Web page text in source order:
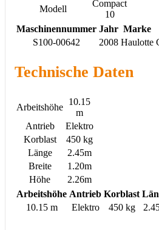
Modell
Compact
10
Maschinennummer Jahr Marke
S100-00642
2008 Haulotte
Technische Daten
Arbeitshöhe
10.15
m
Antrieb
Elektro
Korblast
450 kg
Länge
2.45m
Breite
1.20m
Höhe
2.26m
Arbeitshöhe Antrieb Korblast
10.15 m
Elektro 450 kg